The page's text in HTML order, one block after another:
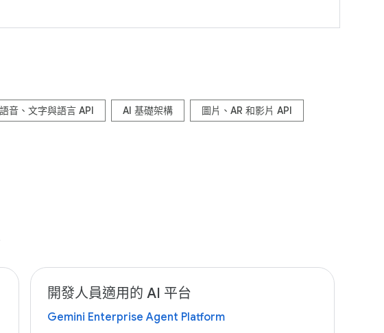
語音、文字與語言 API AI 基礎架構 圖片、AR 和影片 API
開發人員適用的 AI 平台
Gemini Enterprise Agent Platform